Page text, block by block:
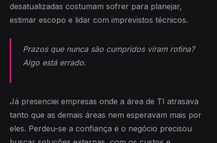
desatualizadas costumam sofrer para planejar,
estimar escopo e lidar com imprevistos técnicos.
Prazos que nunca são cumpridos viram rotina?
Algo está errado.
Já presenciei empresas onde a área de TI atrasava
tanto que as demais áreas nem esperavam mais por
eles. Perdeu-se a confiança e o negócio precisou